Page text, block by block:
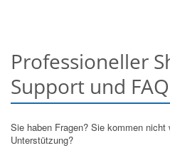
Professioneller
Support und
Sie haben Fragen? Sie kommen nicht
Unterstützung?